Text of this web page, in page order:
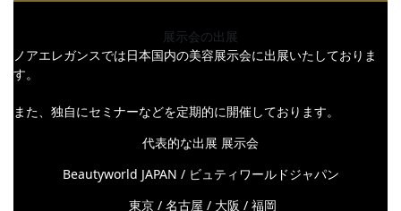
展示会の出展
ノアエレガンスでは日本国内の美容展示会に出展いたしておりま
す。
また、独自にセミナーなどを定期的に開催しております。
代表的な出展 展示会
Beautyworld JAPAN / ビュティワールドジャパン
東京 / 名古屋 / 大阪 / 福岡